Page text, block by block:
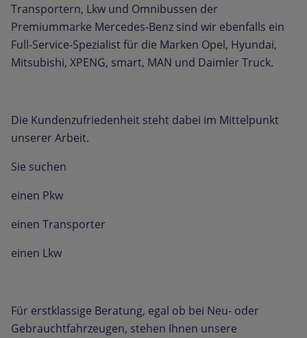
Transportern, Lkw und Omnibussen der
Premiummarke Mercedes-Benz sind wir ebenfalls ein
Full-Service-Spezialist für die Marken Opel, Hyundai,
Mitsubishi, XPENG, smart, MAN und Daimler Truck.
Die Kundenzufriedenheit steht dabei im Mittelpunkt
unserer Arbeit.
Sie suchen
einen Pkw
einen Transporter
einen Lkw
Für erstklassige Beratung, egal ob bei Neu- oder
Gebrauchtfahrzeugen, stehen Ihnen unsere